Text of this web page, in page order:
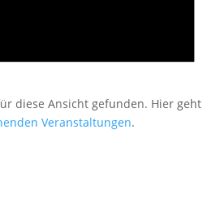
diese Ansicht gefunden. Hier geht
Veranstaltungen.